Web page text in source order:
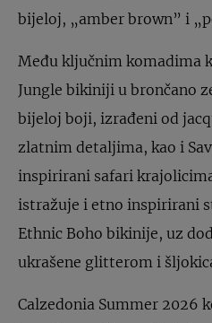
bijeloj, „amber brown” i
Među ključnim komadima
Jungle bikiniji u brončano
bijeloj boji, izrađeni od
zlatnim detaljima, kao i
inspirirani safari
istražuje i etno inspirirani
Ethnic Boho bikinije, uz
ukrašene glitterom i
Calzedonia Summer 2026